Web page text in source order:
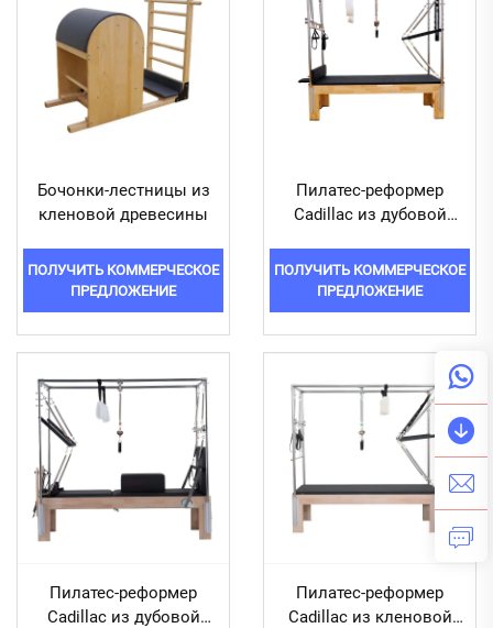
Бочонки-лестницы из
кленовой древесины
ПОЛУЧИТЬ КОММЕРЧЕСКОЕ
ПРЕДЛОЖЕНИЕ
Пилатес-реформер
Cadillac из дубовой
ПОЛУЧИТЬ КОММЕРЧЕСКОЕ
ПРЕДЛОЖЕНИЕ
Пилатес-реформер
Cadillac из дубовой
Пилатес-реформер
Cadillac из кленовой